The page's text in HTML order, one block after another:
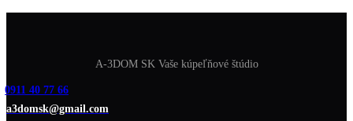
A-3DOM SK Vaše kúpeľňové štúdio
0911 40 77 66
a3domsk@gmail.com